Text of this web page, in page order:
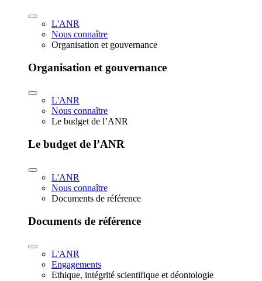
L'ANR
Nous connaître
Organisation et gouvernance
Organisation et gouvernance
L'ANR
Nous connaître
Le budget de l’ANR
Le budget de l’ANR
L'ANR
Nous connaître
Documents de référence
Documents de référence
L'ANR
Engagements
Ethique, intégrité scientifique et déontologie